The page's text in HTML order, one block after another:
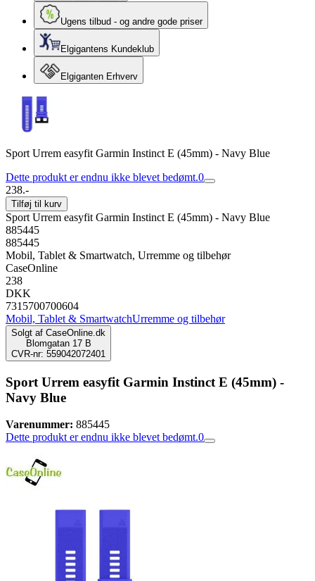
Ugens tilbud - og andre gode priser
Elgigantens Kundeklub
Elgiganten Erhverv
Sport Urrem easyfit Garmin Instinct E (45mm) - Navy Blue
Dette produkt er endnu ikke blevet bedømt.0
238.-
Tilføj til kurv
Sport Urrem easyfit Garmin Instinct E (45mm) - Navy Blue
885445
885445
Mobil, Tablet & Smartwatch, Urremme og tilbehør
CaseOnline
238
DKK
7315700700604
Mobil, Tablet & SmartwatchUrremme og tilbehør
Solgt af CaseOnline.dk
Blomgatan 17 B
CVR-nr: 559042072401
Sport Urrem easyfit Garmin Instinct E (45mm) -
Navy Blue
Varenummer: 885445
Dette produkt er endnu ikke blevet bedømt.0